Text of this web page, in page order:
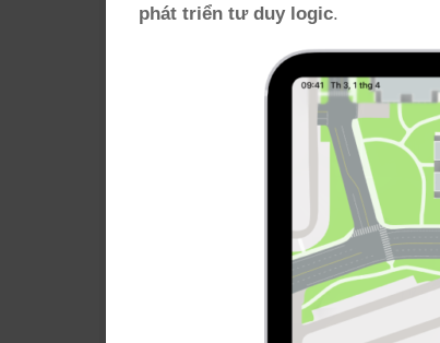
phát triển tư duy logic.